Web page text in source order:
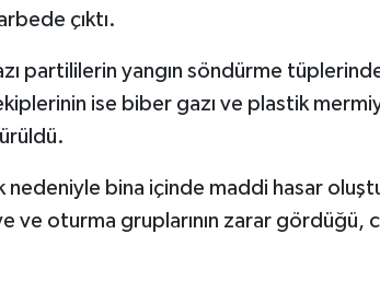
çıktı.
partililerin yangın söndürme
ise biber gazı ve plastik
nedeniyle bina içinde maddi hasar
ve oturma gruplarının zarar gördüğü,